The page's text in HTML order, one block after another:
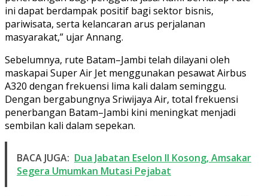
ini dapat berdampak positif bagi sektor bisnis,
pariwisata, serta kelancaran arus perjalanan
masyarakat,” ujar Annang.
Sebelumnya, rute Batam–Jambi telah dilayani oleh
maskapai Super Air Jet menggunakan pesawat Airbus
A320 dengan frekuensi lima kali dalam seminggu.
Dengan bergabungnya Sriwijaya Air, total frekuensi
penerbangan Batam–Jambi kini meningkat menjadi
sembilan kali dalam sepekan.
BACA JUGA: Dua Jabatan Eselon II Kosong, Amsakar
Segera Umumkan Mutasi Pejabat